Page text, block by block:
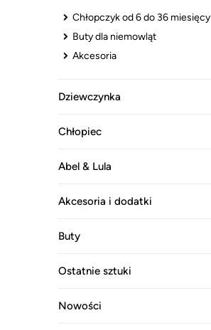
Chłopczyk od 6 do 36 miesięcy
Buty dla niemowląt
Akcesoria
Dziewczynka
Chłopiec
Abel & Lula
Akcesoria i dodatki
Buty
Ostatnie sztuki
Nowości